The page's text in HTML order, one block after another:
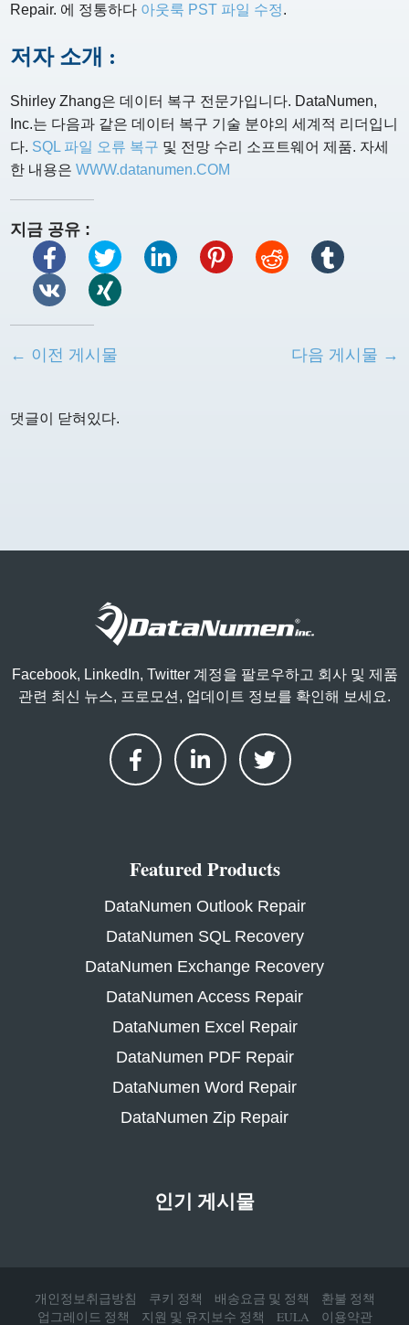
Repair. 에 정통하다 아웃룩 PST 파일 수정.
저자 소개 :
Shirley Zhang은 데이터 복구 전문가입니다. DataNumen,
Inc.는 다음과 같은 데이터 복구 기술 분야의 세계적 리더입니
다. SQL 파일 오류 복구 및 전망 수리 소프트웨어 제품. 자세
한 내용은WWW.datanumen.COM
지금 공유 :
← 이전 게시물 다음 게시물 →
댓글이 닫혀있다.
Facebook, LinkedIn, Twitter 계정을 팔로우하고 회사 및 제품
관련 최신 뉴스, 프로모션, 업데이트 정보를 확인해 보세요.
Featured Products
DataNumen Outlook Repair
DataNumen SQL Recovery
DataNumen Exchange Recovery
DataNumen Access Repair
DataNumen Excel Repair
DataNumen PDF Repair
DataNumen Word Repair
DataNumen Zip Repair
인기 게시물
개인정보취급방침 쿠키 정책 배송요금 및 정책
환불 정책
업그레이드 정책
지원 및 유지보수 정책 EULA 이용약관